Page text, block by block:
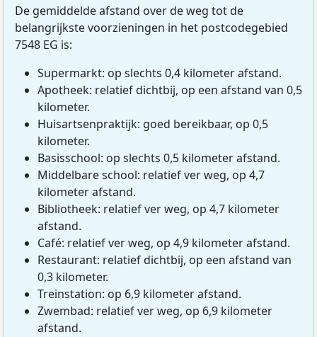
De gemiddelde afstand over de weg tot de
belangrijkste voorzieningen in het postcodegebied
7548 EG is:
Supermarkt: op slechts 0,4 kilometer afstand.
Apotheek: relatief dichtbij, op een afstand van 0,5
kilometer.
Huisartsenpraktijk: goed bereikbaar, op 0,5
kilometer.
Basisschool: op slechts 0,5 kilometer afstand.
Middelbare school: relatief ver weg, op 4,7
kilometer afstand.
Bibliotheek: relatief ver weg, op 4,7 kilometer
afstand.
Café: relatief ver weg, op 4,9 kilometer afstand.
Restaurant: relatief dichtbij, op een afstand van
0,3 kilometer.
Treinstation: op 6,9 kilometer afstand.
Zwembad: relatief ver weg, op 6,9 kilometer
afstand.